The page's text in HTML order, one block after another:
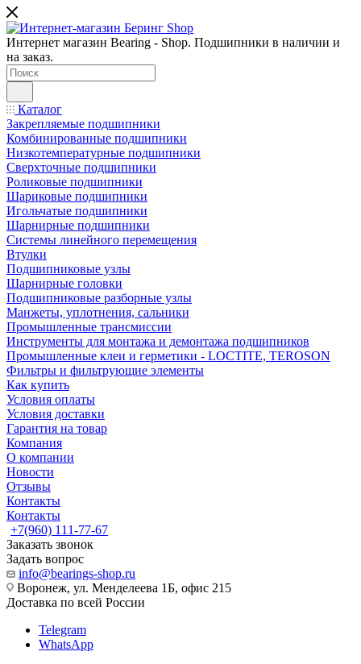
Интернет магазин Bearing - Shop. Подшипники в наличии и
на заказ.
Каталог
Закрепляемые подшипники
Комбинированные подшипники
Низкотемпературные подшипники
Сверхточные подшипники
Роликовые подшипники
Шариковые подшипники
Игольчатые подшипники
Шарнирные подшипники
Системы линейного перемещения
Втулки
Подшипниковые узлы
Шарнирные головки
Подшипниковые разборные узлы
Манжеты, уплотнения, сальники
Промышленные трансмиссии
Инструменты для монтажа и демонтажа подшипников
Промышленные клеи и герметики - LOCTITE, TEROSON
Фильтры и фильтрующие элементы
Как купить
Условия оплаты
Условия доставки
Гарантия на товар
Компания
О компании
Новости
Отзывы
Контакты
Контакты
+7(960) 111-77-67
Заказать звонок
Задать вопрос
info@bearings-shop.ru
Воронеж, ул. Менделеева 1Б, офис 215
Доставка по всей России
Telegram
WhatsApp